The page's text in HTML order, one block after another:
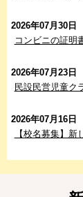
2026年07月30日
コンビニの証明
2026年07月23日
民設民営児童ク
2026年07月16日
【校名募集】新